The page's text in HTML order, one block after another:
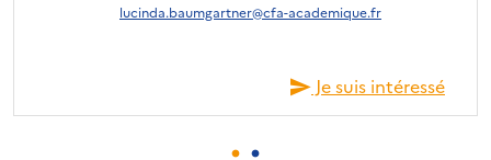
lucinda.baumgartner@cfa-academique.fr
Je suis intéressé